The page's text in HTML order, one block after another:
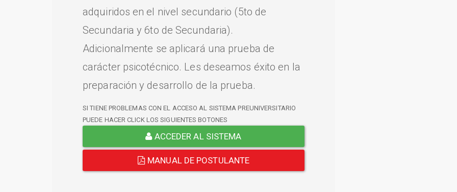
adquiridos en el nivel secundario (5to de
Secundaria y 6to de Secundaria).
Adicionalmente se aplicará una prueba de
carácter psicotécnico. Les deseamos éxito en la
preparación y desarrollo de la prueba.
SI TIENE PROBLEMAS CON EL ACCESO AL SISTEMA PREUNIVERSITARIO
PUEDE HACER CLICK LOS SIGUIENTES BOTONES
ACCEDER AL SISTEMA
MANUAL DE POSTULANTE